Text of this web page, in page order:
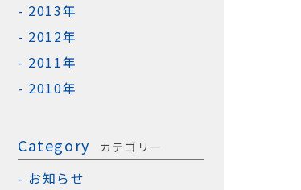
2013年
2012年
2011年
2010年
Category カテゴリー
お知らせ